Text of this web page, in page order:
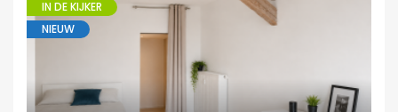
IN DE KIJKER
NIEUW